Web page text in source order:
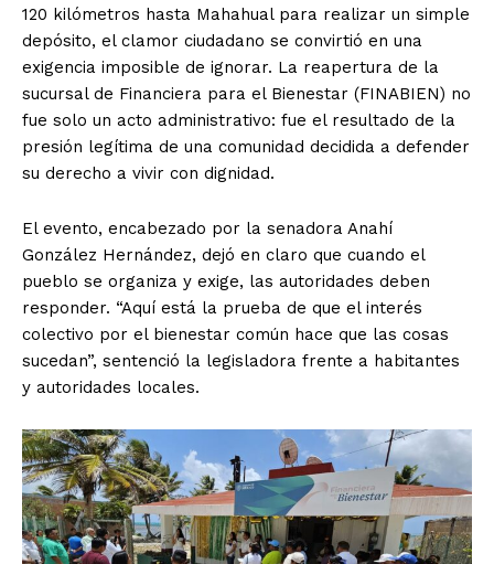
120 kilómetros hasta Mahahual para realizar un simple
depósito, el clamor ciudadano se convirtió en una
exigencia imposible de ignorar. La reapertura de la
sucursal de Financiera para el Bienestar (FINABIEN) no
fue solo un acto administrativo: fue el resultado de la
presión legítima de una comunidad decidida a defender
su derecho a vivir con dignidad.
El evento, encabezado por la senadora Anahí
González Hernández, dejó en claro que cuando el
pueblo se organiza y exige, las autoridades deben
responder. “Aquí está la prueba de que el interés
colectivo por el bienestar común hace que las cosas
sucedan”, sentenció la legisladora frente a habitantes
y autoridades locales.